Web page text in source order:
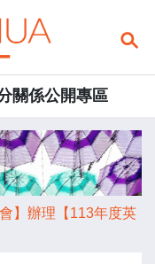
關係公開專區
】辦理【113年度英